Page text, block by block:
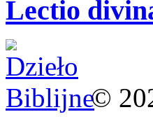
Lectio
©